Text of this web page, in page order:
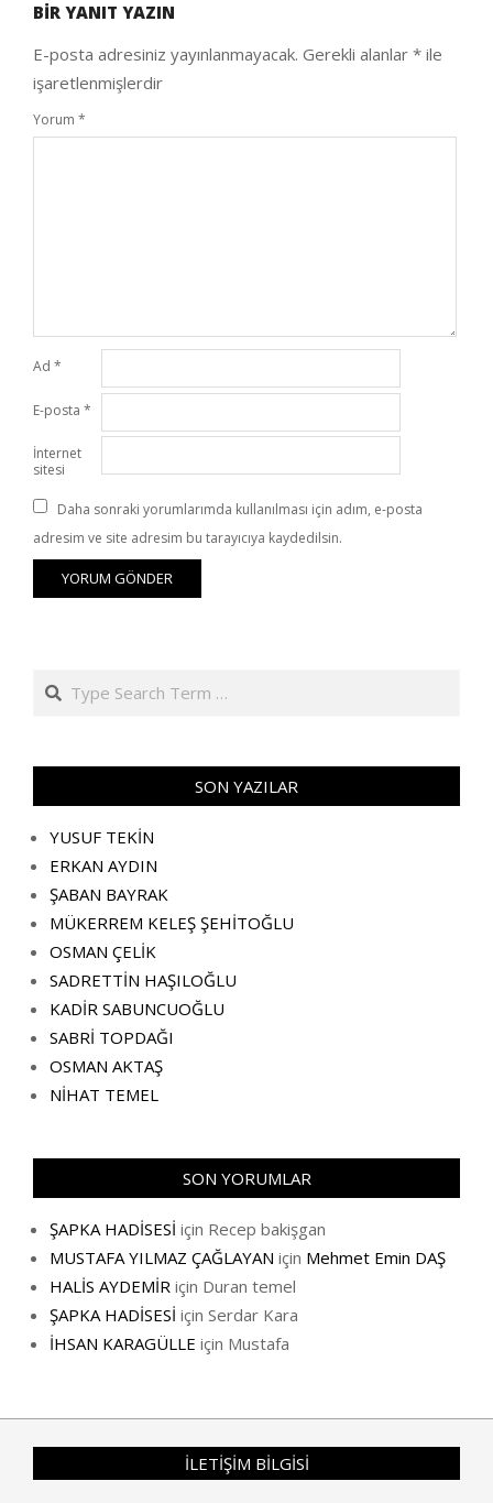
11
BIR YANIT YAZIN
E-posta adresiniz yayınlanmayacak. Gerekli alanlar * ile
işaretlenmişlerdir
Yorum *
Ad *
E-posta *
İnternet
sitesi
Daha sonraki yorumlarımda kullanılması için adım, e-posta
adresim ve site adresim bu tarayıcıya kaydedilsin.
Search
SON YAZILAR
YUSUF TEKİN
ERKAN AYDIN
ŞABAN BAYRAK
MÜKERREM KELEŞ ŞEHİTOĞLU
OSMAN ÇELİK
SADRETTİN HAŞILOĞLU
KADİR SABUNCUOĞLU
SABRİ TOPDAĞI
OSMAN AKTAŞ
NİHAT TEMEL
SON YORUMLAR
ŞAPKA HADİSESİ için Recep bakişgan
MUSTAFA YILMAZ ÇAĞLAYAN için Mehmet Emin DAŞ
HALİS AYDEMİR için Duran temel
ŞAPKA HADİSESİ için Serdar Kara
İHSAN KARAGÜLLE için Mustafa
İLETİŞİM BİLGİSİ